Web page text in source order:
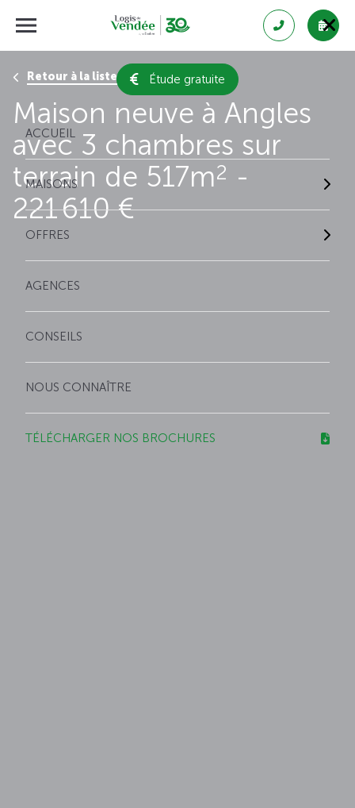
Étude gratuite
ACCUEIL
MAISONS
OFFRES
AGENCES
CONSEILS
NOUS CONNAÎTRE
TÉLÉCHARGER NOS BROCHURES
Retour à la liste des résultats
Maison neuve à Angles
avec 3 chambres sur
terrain de 517m2 -
221 610 €